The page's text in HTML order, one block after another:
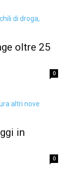
oltre 25
0
in
0